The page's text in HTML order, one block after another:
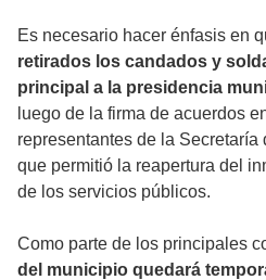
Es necesario hacer énfasis en
retirados los candados y
principal a la presidencia
luego de la firma de acuerdos
representantes de la Secretaría
que permitió la reapertura del
de los servicios públicos.
Como parte de los principales
del municipio quedará